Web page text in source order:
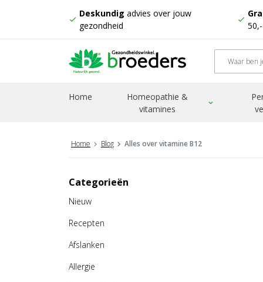
check
Deskundig advies over jouw
gezondheid
check
50,-
Home
Homeopathie &
vitamines
expand_more
Home Blog Alles over vitamine B12
Categorieën
Nieuw
Recepten
Afslanken
Allergie